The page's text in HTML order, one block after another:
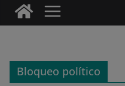
Bloqueo político